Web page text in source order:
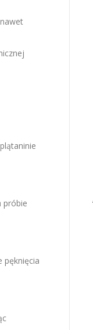
próbie
pęknięcia